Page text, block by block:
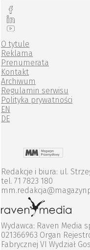
O tytule
Reklama
Prenumerata
Kontakt
Archiwum
Regulamin serwisu
Polityka prywatności
EN
DE
Redakcje i biura: ul.
tel. 71 7823 180
Wydawca: Raven Media
021366963 Organ
Fabrycznej VI Wydział